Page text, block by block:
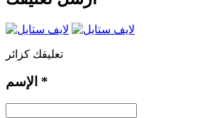
تعليقك كزائر
*